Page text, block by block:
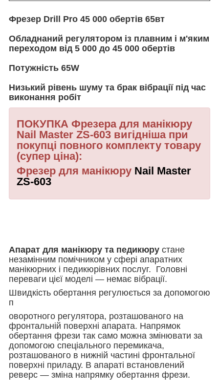
Фрезер Drill Pro 45 000 обертів 65вт
Обладнаний регулятором із плавним і м'яким
переходом від 5 000 до 45 000 обертів
Потужність 65W
Низький рівень шуму та брак вібрації під час
виконання робіт
ПОКУПКА Фрезера для манікюру
Nail Master ZS-603 вигідніша при
покупці повного комплекту товару
(супер ціна):
Фрезер для манікюру Nail Master
ZS-603
Апарат для манікюру та педикюру стане
незамінним помічником у сфері апаратних
манікюрних і педикюрівних послуг. Головні
переваги цієї моделі — немає вібрації.
Швидкість обертання регулюється за допомогою
п
оворотного регулятора, розташованого на
фронтальній поверхні апарата. Напрямок
обертання фрези так само можна змінювати за
допомогою спеціального перемикача,
розташованого в нижній частині фронтальної
поверхні приладу. В апараті встановлений
реверс — зміна напрямку обертання фрези.